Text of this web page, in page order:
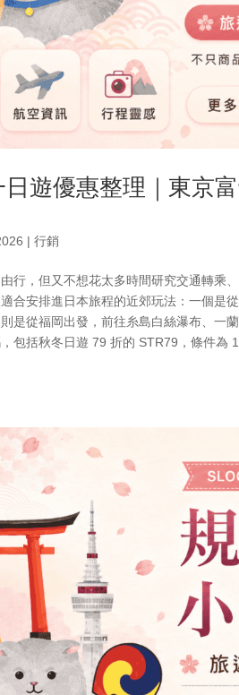
日遊優惠整理｜東京
|行銷
行，但又不想花太多時間研究交通轉乘
合安排進日本旅程的近郊玩法：一個是
是從福岡出發，前往糸島白絲瀑布、一
包括秋冬日遊 79 折的 STR79，條件